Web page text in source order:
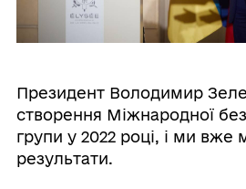
Президент Володимир
створення Міжнародної
групи у 2022 році, і ми вже
результати.